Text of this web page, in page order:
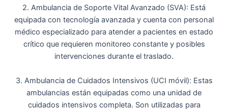
2. Ambulancia de Soporte Vital Avanzado (SVA): Está
equipada con tecnología avanzada y cuenta con personal
médico especializado para atender a pacientes en estado
crítico que requieren monitoreo constante y posibles
intervenciones durante el traslado.
3. Ambulancia de Cuidados Intensivos (UCI móvil): Estas
ambulancias están equipadas como una unidad de
cuidados intensivos completa. Son utilizadas para